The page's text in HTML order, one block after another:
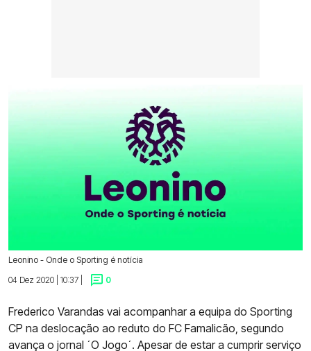
Leonino - Onde o Sporting é notícia
04 Dez 2020 | 10:37 |
0
Frederico Varandas vai acompanhar a equipa do Sporting
CP na deslocação ao reduto do FC Famalicão, segundo
avança o jornal ´O Jogo´. Apesar de estar a cumprir serviço